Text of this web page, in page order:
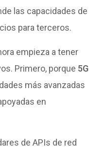
las capacidades de
para terceros.
empieza a tener
Primero, porque 5G
más avanzadas
en
de APIs de red